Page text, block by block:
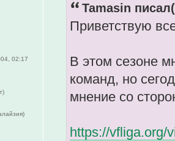
Tamasin
Приветствую
В этом сезоне
команд, но
мнение со
https://vfliga.org/
02:17